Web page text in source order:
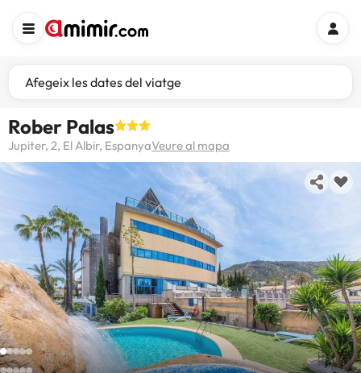
Afegeix les dates del viatge
Rober Palas
Jupiter, 2, El Albir, EspanyaVeure al mapa